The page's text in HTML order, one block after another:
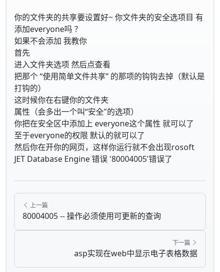
你的文件夹的共享要设置好~ 你文件夹的安全选项目 有
添加everyone吗 ？
如果不会添加 我教你
首先
进入文件夹选项 然后点查看
把那个 “使用简单文件共享” 的那项的钩钩去掉（默认是
打钩的）
这时候你在右键你的文件夹
属性（会多出一个叫“安全"的选项）
你把在安全区中添加上 everyone这个属性 就可以了
至于everyone的权限 默认的就可以了
然后你在开你的网页，这样你运行就不会出现rosoft
JET Database Engine 错误 '80004005'错误了
上一篇
80004005 -- 操作必须使用可更新的查询
下一篇
asp实现在web中显示电子表格数据